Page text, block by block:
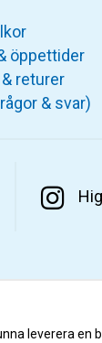
öppettider
returer
& svar)
leverera